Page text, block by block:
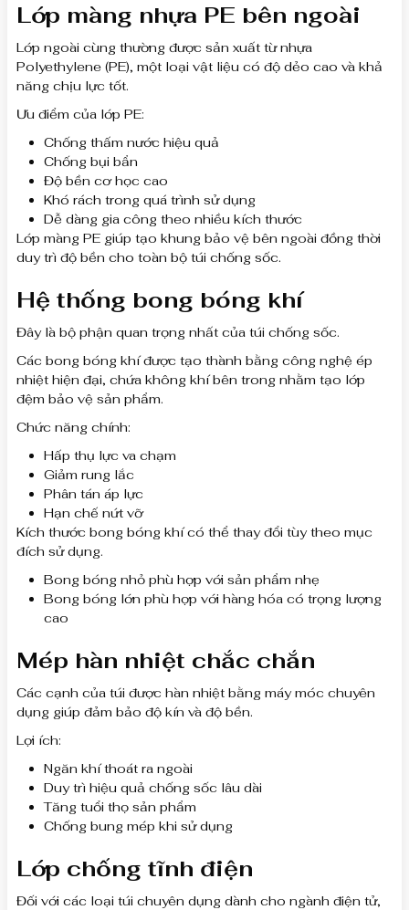
Lớp màng nhựa PE bên ngoài
Lớp ngoài cùng thường được sản xuất từ nhựa
Polyethylene (PE), một loại vật liệu có độ dẻo cao và khả
năng chịu lực tốt.
Ưu điểm của lớp PE:
Chống thấm nước hiệu quả
Chống bụi bẩn
Độ bền cơ học cao
Khó rách trong quá trình sử dụng
Dễ dàng gia công theo nhiều kích thước
Lớp màng PE giúp tạo khung bảo vệ bên ngoài đồng thời
duy trì độ bền cho toàn bộ túi chống sốc.
Hệ thống bong bóng khí
Đây là bộ phận quan trọng nhất của túi chống sốc.
Các bong bóng khí được tạo thành bằng công nghệ ép
nhiệt hiện đại, chứa không khí bên trong nhằm tạo lớp
đệm bảo vệ sản phẩm.
Chức năng chính:
Hấp thụ lực va chạm
Giảm rung lắc
Phân tán áp lực
Hạn chế nứt vỡ
Kích thước bong bóng khí có thể thay đổi tùy theo mục
đích sử dụng.
Bong bóng nhỏ phù hợp với sản phẩm nhẹ
Bong bóng lớn phù hợp với hàng hóa có trọng lượng
cao
Mép hàn nhiệt chắc chắn
Các cạnh của túi được hàn nhiệt bằng máy móc chuyên
dụng giúp đảm bảo độ kín và độ bền.
Lợi ích:
Ngăn khí thoát ra ngoài
Duy trì hiệu quả chống sốc lâu dài
Tăng tuổi thọ sản phẩm
Chống bung mép khi sử dụng
Lớp chống tĩnh điện
Đối với các loại túi chuyên dụng dành cho ngành điện tử,